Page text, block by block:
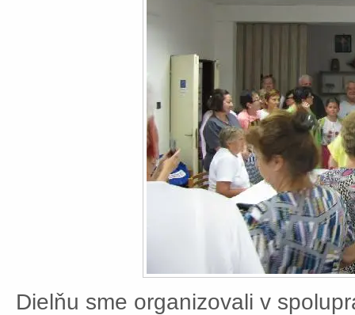
Dielňu sme organizovali v